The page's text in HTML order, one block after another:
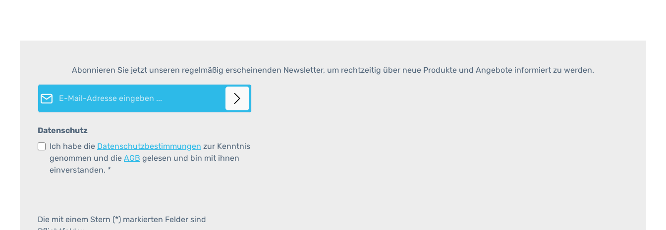
Abonnieren Sie jetzt unseren regelmäßig erscheinenden Newsletter, um rechtzeitig über neue Produkte und Angebote informiert zu werden.
E-Mail-Adresse*
Datenschutz
Ich habe die Datenschutzbestimmungen zur Kenntnis
genommen und die AGB gelesen und bin mit ihnen
einverstanden. *
Die mit einem Stern (*) markierten Felder sind